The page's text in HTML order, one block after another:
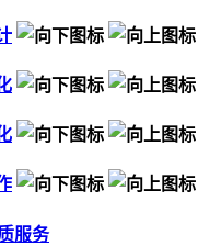
服务